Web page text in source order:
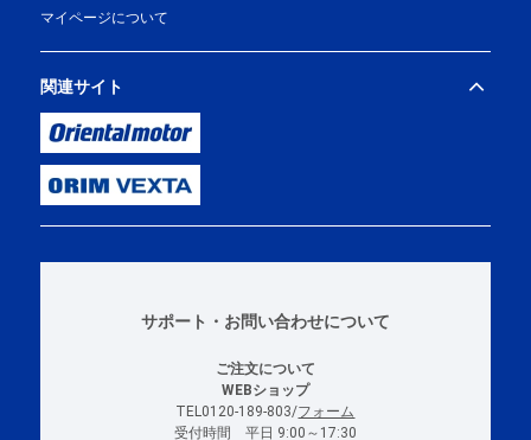
マイページについて
関連サイト
サポート・お問い合わせについて
ご注文について
WEBショップ
TEL0120-189-803/フォーム
受付時間 平日 9:00～17:30